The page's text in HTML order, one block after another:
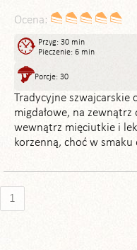
Ocena:
Przyg: 30 min
Pieczenie: 6 min
Porcje: 30
Tradycyjne szwajcarskie
migdałowe, na
wewnątrz mięciutkie i
korzenną, choć w smaku
1